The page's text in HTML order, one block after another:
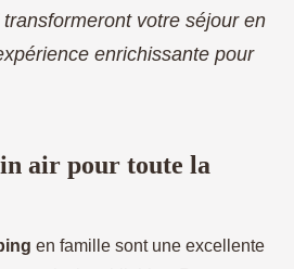
votre séjour en
enrichissante pour
air pour toute la
en famille sont une excellente